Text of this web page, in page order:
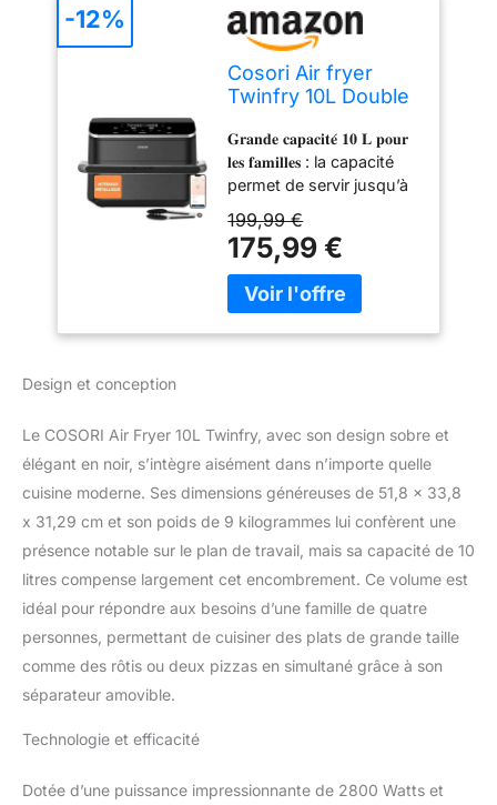
Cosori Air fryer
Twinfry 10L Double
𝐆𝐫𝐚𝐧𝐝𝐞 𝐜𝐚𝐩𝐚𝐜𝐢𝐭𝐞́ 𝟏𝟎 𝐋 𝐩𝐨𝐮𝐫
𝐥𝐞𝐬 𝐟𝐚𝐦𝐢𝐥𝐥𝐞𝐬 : la capacité
permet de servir jusqu’à
papilles de vos proches
et de vos invités.
𝐂𝐨𝐧𝐜𝐞𝐩𝐭𝐢𝐨𝐧 𝐦𝐨𝐝𝐮𝐥𝐚𝐛𝐥𝐞 𝐞𝐧
𝐩𝐚𝐧𝐢𝐞𝐫 𝐬𝐢𝐦𝐩𝐥𝐞 𝐨𝐮 𝐝𝐨𝐮𝐛𝐥𝐞 : le
𝐡𝐨𝐦𝐨𝐠𝐞̀𝐧𝐞 𝐠𝐫𝐚̂𝐜𝐞 𝐚̀ 𝐥𝐚 𝐝𝐨𝐮𝐛𝐥𝐞
𝐜𝐡𝐚𝐮𝐟𝐟𝐞 : avec la
technologie 360°
ThermoIQ, les éléments
chauffants situés en
haut et en bas assurent
une cuisson uniforme
sans zones froides.
𝐄𝐜𝐨𝐧𝐨𝐦𝐞 𝐞𝐧 𝐞́𝐧𝐞𝐫𝐠𝐢𝐞 : la
cuisson est 35 % plus
rapide et 66 % plus
Cosori, pour des repas
199,99 €
175,99 €
-12%
Design et conception
Le COSORI Air Fryer 10L Twinfry, avec son design sobre et
élégant en noir, s’intègre aisément dans n’importe quelle
cuisine moderne. Ses dimensions généreuses de 51,8 x 33,8
x 31,29 cm et son poids de 9 kilogrammes lui confèrent une
présence notable sur le plan de travail, mais sa capacité de 10
litres compense largement cet encombrement. Ce volume est
idéal pour répondre aux besoins d’une famille de quatre
personnes, permettant de cuisiner des plats de grande taille
comme des rôtis ou deux pizzas en simultané grâce à son
séparateur amovible.
Technologie et efficacité
Dotée d’une puissance impressionnante de 2800 Watts et